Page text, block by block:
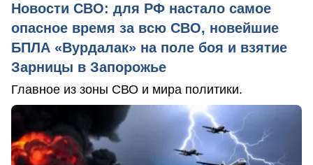
Новости СВО: для РФ настало самое
опасное время за всю СВО, новейшие
БПЛА «Вурдалак» на поле боя и взятие
Зарницы в Запорожье
Главное из зоны СВО и мира политики.